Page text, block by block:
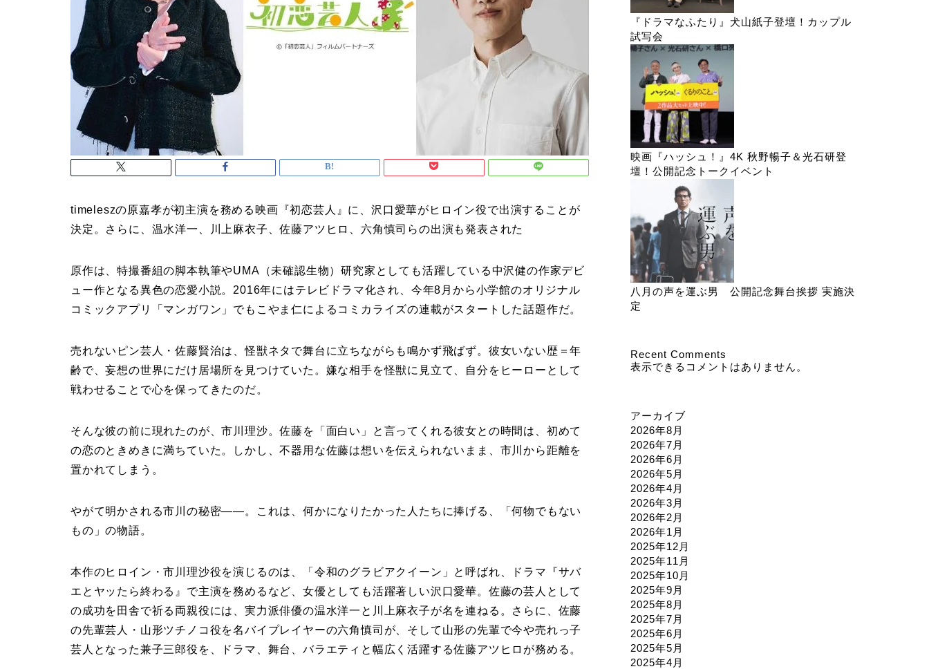
timeleszの原嘉孝が初主演を務める映画『初恋芸人』に、沢口愛華がヒロイン役で出演することが
決定。さらに、温水洋一、川上麻衣子、佐藤アツヒロ、六角慎司らの出演も発表された
原作は、特撮番組の脚本執筆やUMA（未確認生物）研究家としても活躍している中沢健の作家デビ
ュー作となる異色の恋愛小説。2016年にはテレビドラマ化され、今年8月から小学館のオリジナル
コミックアプリ「マンガワン」でもこやま仁によるコミカライズの連載がスタートした話題作だ。
売れないピン芸人・佐藤賢治は、怪獣ネタで舞台に立ちながらも鳴かず飛ばず。彼女いない歴＝年
齢で、妄想の世界にだけ居場所を見つけていた。嫌な相手を怪獣に見立て、自分をヒーローとして
戦わせることで心を保ってきたのだ。
そんな彼の前に現れたのが、市川理沙。佐藤を「面白い」と言ってくれる彼女との時間は、初めて
の恋のときめきに満ちていた。しかし、不器用な佐藤は想いを伝えられないまま、市川から距離を
置かれてしまう。
やがて明かされる市川の秘密――。これは、何かになりたかった人たちに捧げる、「何物でもない
もの」の物語。
本作のヒロイン・市川理沙役を演じるのは、「令和のグラビアクイーン」と呼ばれ、ドラマ『サバ
エとヤッたら終わる』で主演を務めるなど、女優としても活躍著しい沢口愛華。佐藤の芸人として
の成功を田舎で祈る両親役には、実力派俳優の温水洋一と川上麻衣子が名を連ねる。さらに、佐藤
の先輩芸人・山形ツチノコ役を名バイプレイヤーの六角慎司が、そして山形の先輩で今や売れっ子
芸人となった兼子三郎役を、ドラマ、舞台、バラエティと幅広く活躍する佐藤アツヒロが務める。
『ドラマなふたり』犬山紙子登壇！カップル
試写会
映画『ハッシュ！』4K 秋野暢子＆光石研登
壇！公開記念トークイベント
八月の声を運ぶ男 公開記念舞台挨拶 実施決
定
Recent Comments
表示できるコメントはありません。
アーカイブ
2026年8月
2026年7月
2026年6月
2026年5月
2026年4月
2026年3月
2026年2月
2026年1月
2025年12月
2025年11月
2025年10月
2025年9月
2025年8月
2025年7月
2025年6月
2025年5月
2025年4月